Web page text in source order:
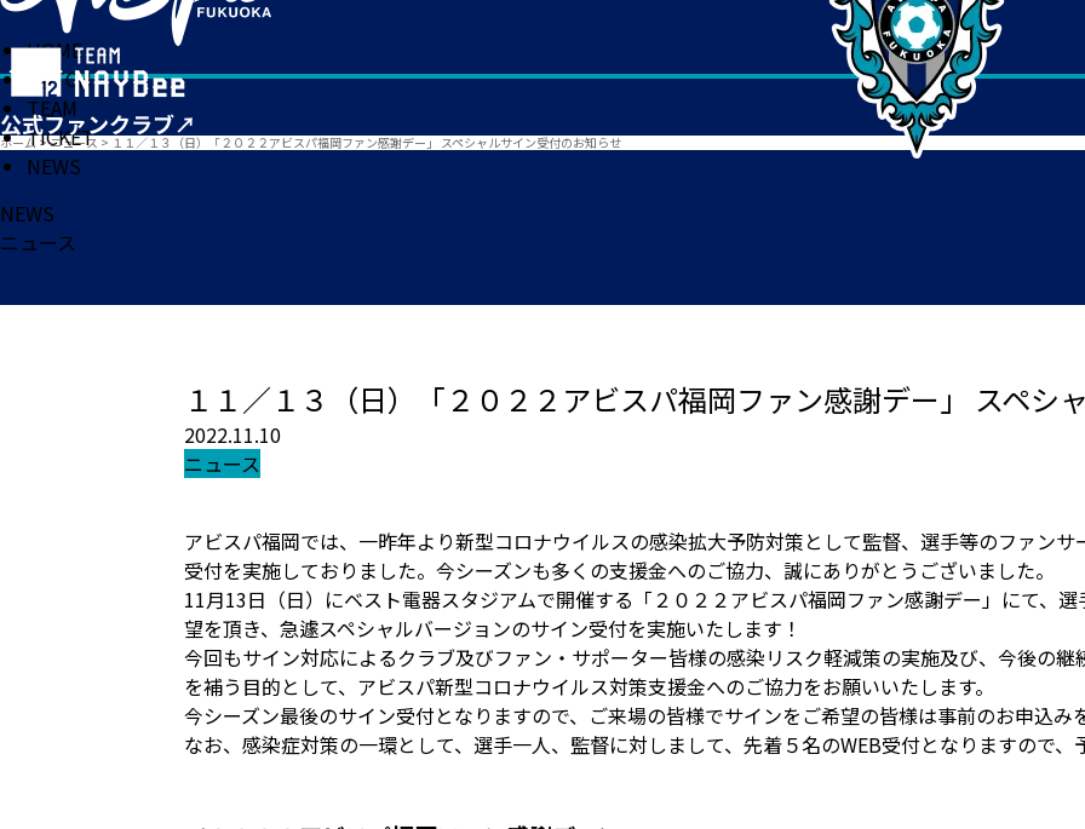
HOME
MATCH
TEAM
TICKET
NEWS
ホーム >ニュース > １１／１３（日）「２０２２アビスパ福岡ファン感謝デー」 スペシャルサイン受付のお知らせ
NEWS
ニュース
１１／１３（日）「２０２２アビスパ福岡ファン感謝デー」 スペシ
2022.11.10
ニュース
アビスパ福岡では、一昨年より新型コロナウイルスの感染拡大予防対策として監督、選手等のファン
受付を実施しておりました。今シーズンも多くの支援金へのご協力、誠にありがとうございました。
11月13日（日）にベスト電器スタジアムで開催する「２０２２アビスパ福岡ファン感謝デー」にて、
望を頂き、急遽スペシャルバージョンのサイン受付を実施いたします！
今回もサイン対応によるクラブ及びファン・サポーター皆様の感染リスク軽減策の実施及び、今後の
を補う目的として、アビスパ新型コロナウイルス対策支援金へのご協力をお願いいたします。
今シーズン最後のサイン受付となりますので、ご来場の皆様でサインをご希望の皆様は事前のお申込み
なお、感染症対策の一環として、選手一人、監督に対しまして、先着５名のWEB受付となりますので、